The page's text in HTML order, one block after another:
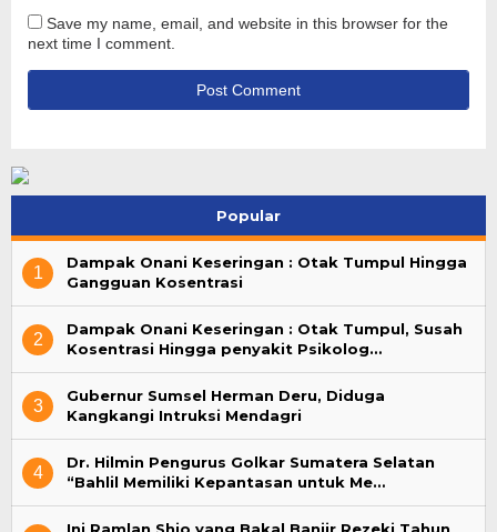
Save my name, email, and website in this browser for the
next time I comment.
Popular
1
Dampak Onani Keseringan : Otak Tumpul Hingga
Gangguan Kosentrasi
2
Dampak Onani Keseringan : Otak Tumpul, Susah
Kosentrasi Hingga penyakit Psikolog…
3
Gubernur Sumsel Herman Deru, Diduga
Kangkangi Intruksi Mendagri
4
Dr. Hilmin Pengurus Golkar Sumatera Selatan
“Bahlil Memiliki Kepantasan untuk Me…
Ini Ramlan Shio yang Bakal Banjir Rezeki Tahun